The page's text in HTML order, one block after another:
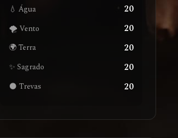
💧 Água 20
🌪️ Vento 20
🌍 Terra 20
✨ Sagrado 20
🌑 Trevas 20